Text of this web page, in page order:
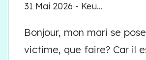
31 Mai 2026 - Keu...
Bonjour, mon mari se
victime, que faire? Car il